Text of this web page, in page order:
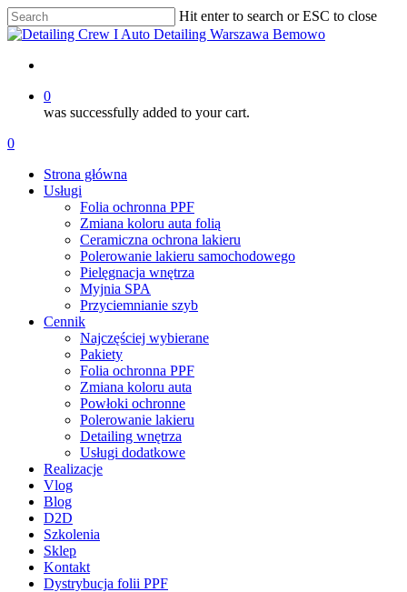
Skip
to
content
Hit enter to search or ESC to close
Close
0
was successfully added to your cart.
Menu
account
0
Strona główna
Usługi
Folia ochronna PPF
Zmiana koloru auta folią
Ceramiczna ochrona lakieru
Polerowanie lakieru samochodowego
Pielęgnacja wnętrza
Myjnia SPA
Przyciemnianie szyb
Cennik
Najczęściej wybierane
Pakiety
Folia ochronna PPF
Zmiana koloru auta
Powłoki ochronne
Polerowanie lakieru
Detailing wnętrza
Usługi dodatkowe
Realizacje
Vlog
Blog
D2D
Szkolenia
Sklep
Kontakt
Dystrybucja folii PPF